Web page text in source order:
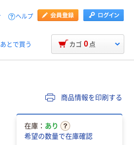
ヘルプ
あとで買う カゴ 0 点
商品情報を印刷する
在庫： あり
希望の数量で在庫確認